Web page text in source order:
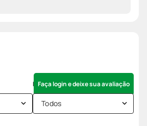
Faça login e deixe sua avaliação
Todos